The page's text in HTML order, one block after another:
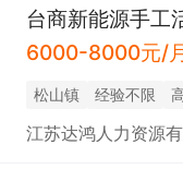
台商新能源手工
6000-8000元/
松山镇 经验不限
江苏达鸿人力资源